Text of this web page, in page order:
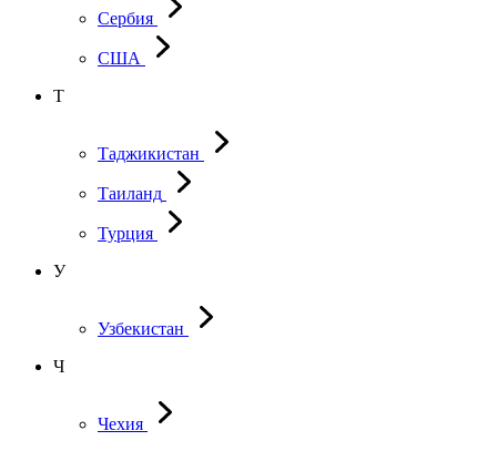
Сербия
США
Т
Таджикистан
Таиланд
Турция
У
Узбекистан
Ч
Чехия